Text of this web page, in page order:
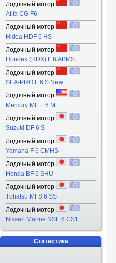
Лодочный мотор
Allfa CG F6
Лодочный мотор
Hidea HDF 6 HS
Лодочный мотор
Hondex (HDX) F 6 ABMS
Лодочный мотор
SEA-PRO F 6 S New
Лодочный мотор
Mercury ME F 6 M
Лодочный мотор
Suzuki DF 6 S
Лодочный мотор
Yamaha F 6 CMHS
Лодочный мотор
Honda BF 6 SHU
Лодочный мотор
Тohatsu MFS 6 SS
Лодочный мотор
Nissan Marine NSF 6 CS1
Статистика